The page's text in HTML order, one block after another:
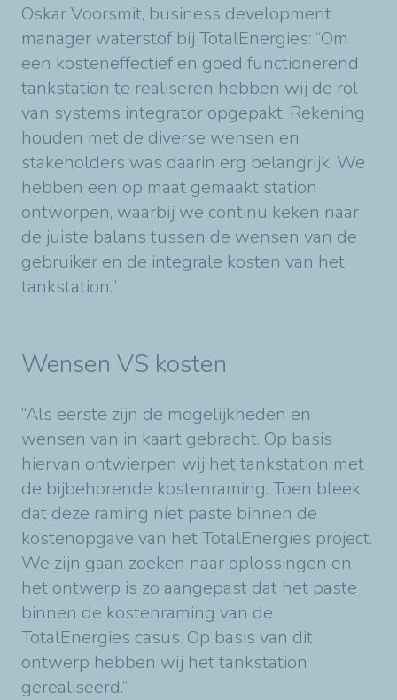
Oskar Voorsmit, business development
manager waterstof bij TotalEnergies: “Om
een kosteneffectief en goed functionerend
tankstation te realiseren hebben wij de rol
van systems integrator opgepakt. Rekening
houden met de diverse wensen en
stakeholders was daarin erg belangrijk. We
hebben een op maat gemaakt station
ontworpen, waarbij we continu keken naar
de juiste balans tussen de wensen van de
gebruiker en de integrale kosten van het
tankstation.”
Wensen VS kosten
“Als eerste zijn de mogelijkheden en
wensen van in kaart gebracht. Op basis
hiervan ontwierpen wij het tankstation met
de bijbehorende kostenraming. Toen bleek
dat deze raming niet paste binnen de
kostenopgave van het TotalEnergies project.
We zijn gaan zoeken naar oplossingen en
het ontwerp is zo aangepast dat het paste
binnen de kostenraming van de
TotalEnergies casus. Op basis van dit
ontwerp hebben wij het tankstation
gerealiseerd.”